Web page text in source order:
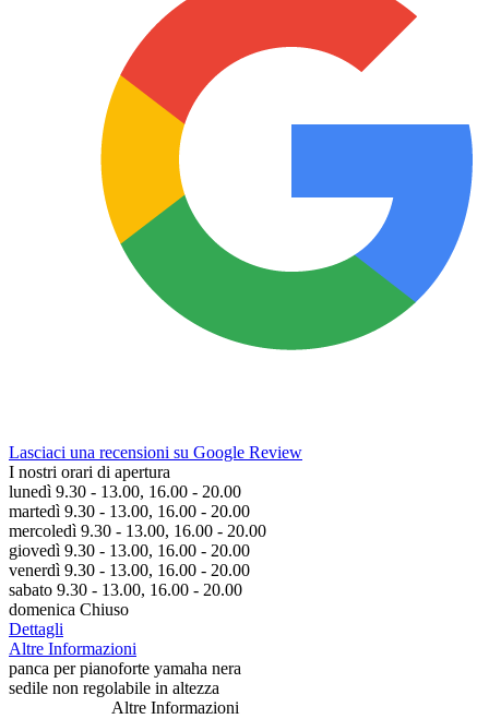
Lasciaci una recensioni su Google Review
I nostri orari di apertura
lunedì 9.30 - 13.00, 16.00 - 20.00
martedì 9.30 - 13.00, 16.00 - 20.00
mercoledì 9.30 - 13.00, 16.00 - 20.00
giovedì 9.30 - 13.00, 16.00 - 20.00
venerdì 9.30 - 13.00, 16.00 - 20.00
sabato 9.30 - 13.00, 16.00 - 20.00
domenica Chiuso
Dettagli
Altre Informazioni
panca per pianoforte yamaha nera
sedile non regolabile in altezza
Altre Informazioni